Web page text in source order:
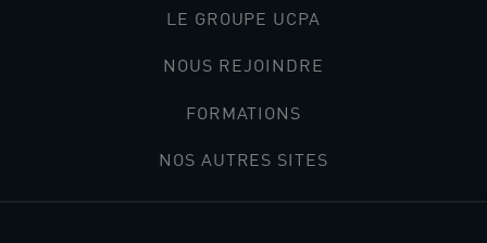
LE GROUPE UCPA
NOUS REJOINDRE
FORMATIONS
NOS AUTRES SITES